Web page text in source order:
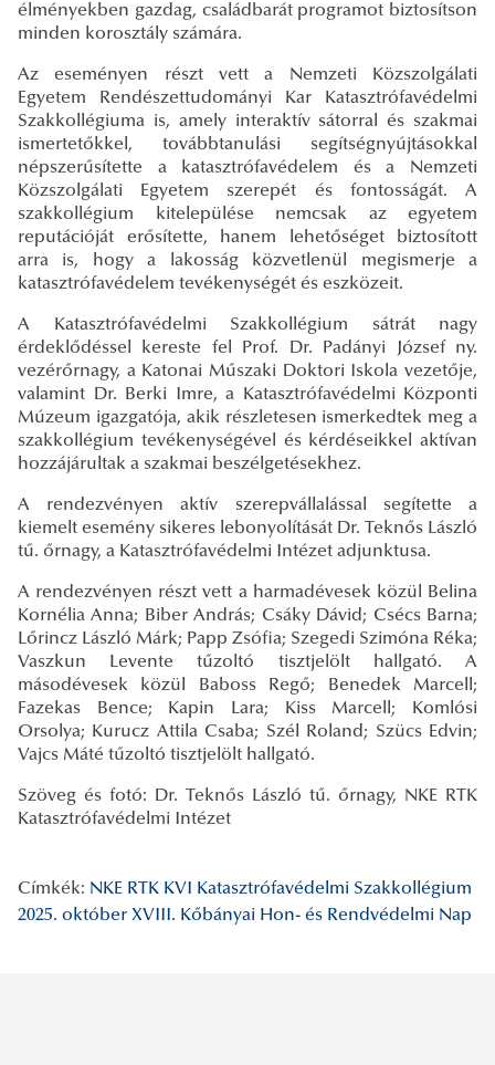
élményekben gazdag, családbarát programot biztosítson
minden korosztály számára.
Az eseményen részt vett a Nemzeti Közszolgálati
Egyetem Rendészettudományi Kar Katasztrófavédelmi
Szakkollégiuma is, amely interaktív sátorral és szakmai
ismertetőkkel, továbbtanulási segítségnyújtásokkal
népszerűsítette a katasztrófavédelem és a Nemzeti
Közszolgálati Egyetem szerepét és fontosságát. A
szakkollégium kitelepülése nemcsak az egyetem
reputációját erősítette, hanem lehetőséget biztosított
arra is, hogy a lakosság közvetlenül megismerje a
katasztrófavédelem tevékenységét és eszközeit.
A Katasztrófavédelmi Szakkollégium sátrát nagy
érdeklődéssel kereste fel Prof. Dr. Padányi József ny.
vezérőrnagy, a Katonai Műszaki Doktori Iskola vezetője,
valamint Dr. Berki Imre, a Katasztrófavédelmi Központi
Múzeum igazgatója, akik részletesen ismerkedtek meg a
szakkollégium tevékenységével és kérdéseikkel aktívan
hozzájárultak a szakmai beszélgetésekhez.
A rendezvényen aktív szerepvállalással segítette a
kiemelt esemény sikeres lebonyolítását Dr. Teknős László
tű. őrnagy, a Katasztrófavédelmi Intézet adjunktusa.
A rendezvényen részt vett a harmadévesek közül Belina
Kornélia Anna; Biber András; Csáky Dávid; Csécs Barna;
Lőrincz László Márk; Papp Zsófia; Szegedi Szimóna Réka;
Vaszkun Levente tűzoltó tisztjelölt hallgató. A
másodévesek közül Baboss Regő; Benedek Marcell;
Fazekas Bence; Kapin Lara; Kiss Marcell; Komlósi
Orsolya; Kurucz Attila Csaba; Szél Roland; Szücs Edvin;
Vajcs Máté tűzoltó tisztjelölt hallgató.
Szöveg és fotó: Dr. Teknős László tű. őrnagy, NKE RTK
Katasztrófavédelmi Intézet
Címkék: NKE RTK KVI Katasztrófavédelmi Szakkollégium
2025. október XVIII. Kőbányai Hon- és Rendvédelmi Nap